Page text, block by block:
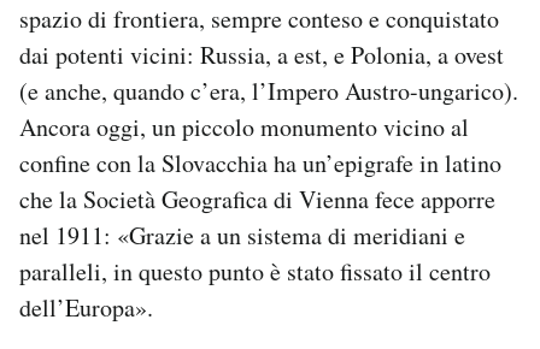
Area Personale
Newsletter
Regala il Post
Hai bisogno di aiuto?
Esci
spazio di frontiera, sempre conteso e conquistato
dai potenti vicini: Russia, a est, e Polonia, a ovest
(e anche, quando c’era, l’Impero Austro-ungarico).
Ancora oggi, un piccolo monumento vicino al
confine con la Slovacchia ha un’epigrafe in latino
che la Società Geografica di Vienna fece apporre
nel 1911: «Grazie a un sistema di meridiani e
paralleli, in questo punto è stato fissato il centro
dell’Europa».